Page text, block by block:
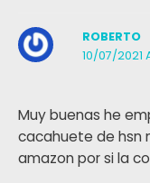
ROBERTO
10/07/2021
Muy buenas he
cacahuete de hsn
amazon por si la